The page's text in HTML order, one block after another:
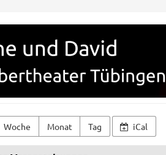
Woche Monat Tag iCal